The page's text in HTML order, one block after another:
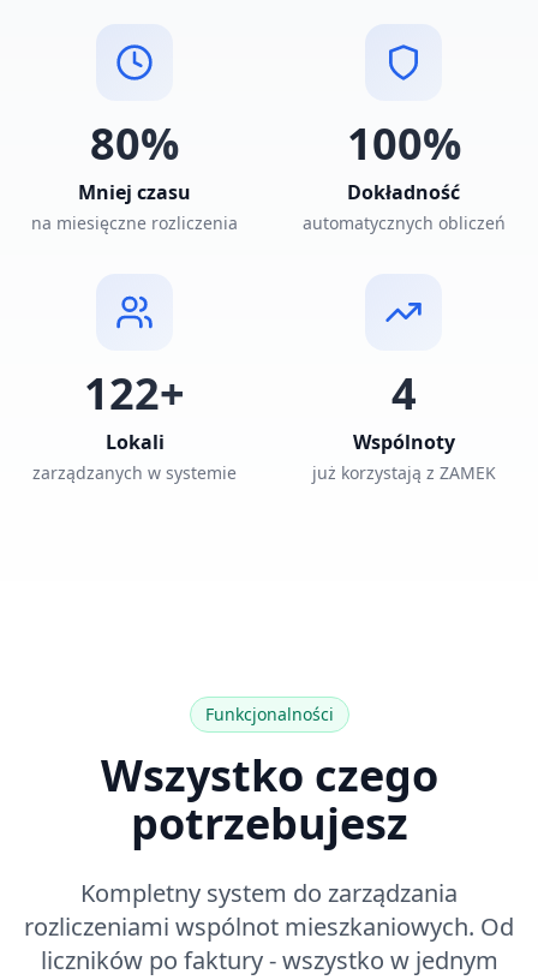
80%
Mniej czasu
na miesięczne rozliczenia
100%
Dokładność
automatycznych obliczeń
122+
Lokali
zarządzanych w systemie
4
Wspólnoty
już korzystają z ZAMEK
Funkcjonalności
Wszystko czego
potrzebujesz
Kompletny system do zarządzania
rozliczeniami wspólnot mieszkaniowych. Od
liczników po faktury - wszystko w jednym